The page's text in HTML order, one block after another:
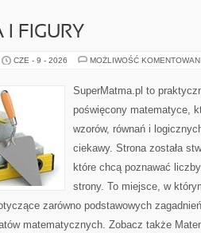
I FIGURY
CZE - 9 - 2026 MOŻLIWOŚĆ
SuperMatma.pl to
poświęcony matematyce,
wzorów, równań i
ciekawy. Strona została
które chcą poznawać
strony. To miejsce, w
zarówno podstawowych
matematycznych. Zobacz także